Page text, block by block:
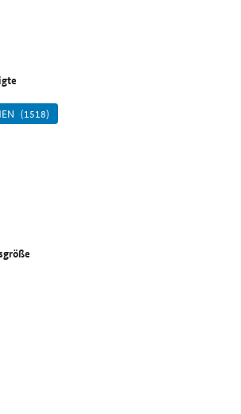
(1518)